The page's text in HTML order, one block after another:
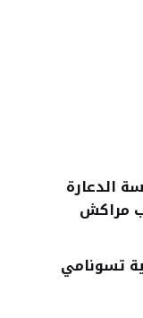
الدعارة
مراكش
تسونامي